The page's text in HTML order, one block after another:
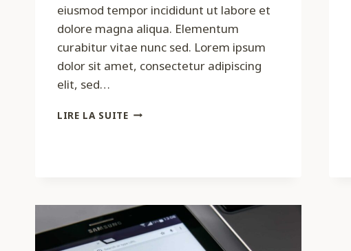
eiusmod tempor incididunt ut labore et
dolore magna aliqua. Elementum
curabitur vitae nunc sed. Lorem ipsum
dolor sit amet, consectetur adipiscing
elit, sed…
LIRE LA SUITETHE